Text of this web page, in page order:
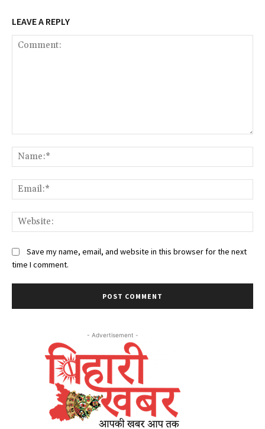
LEAVE A REPLY
Save my name, email, and website in this browser for the next
time I comment.
- Advertisement -